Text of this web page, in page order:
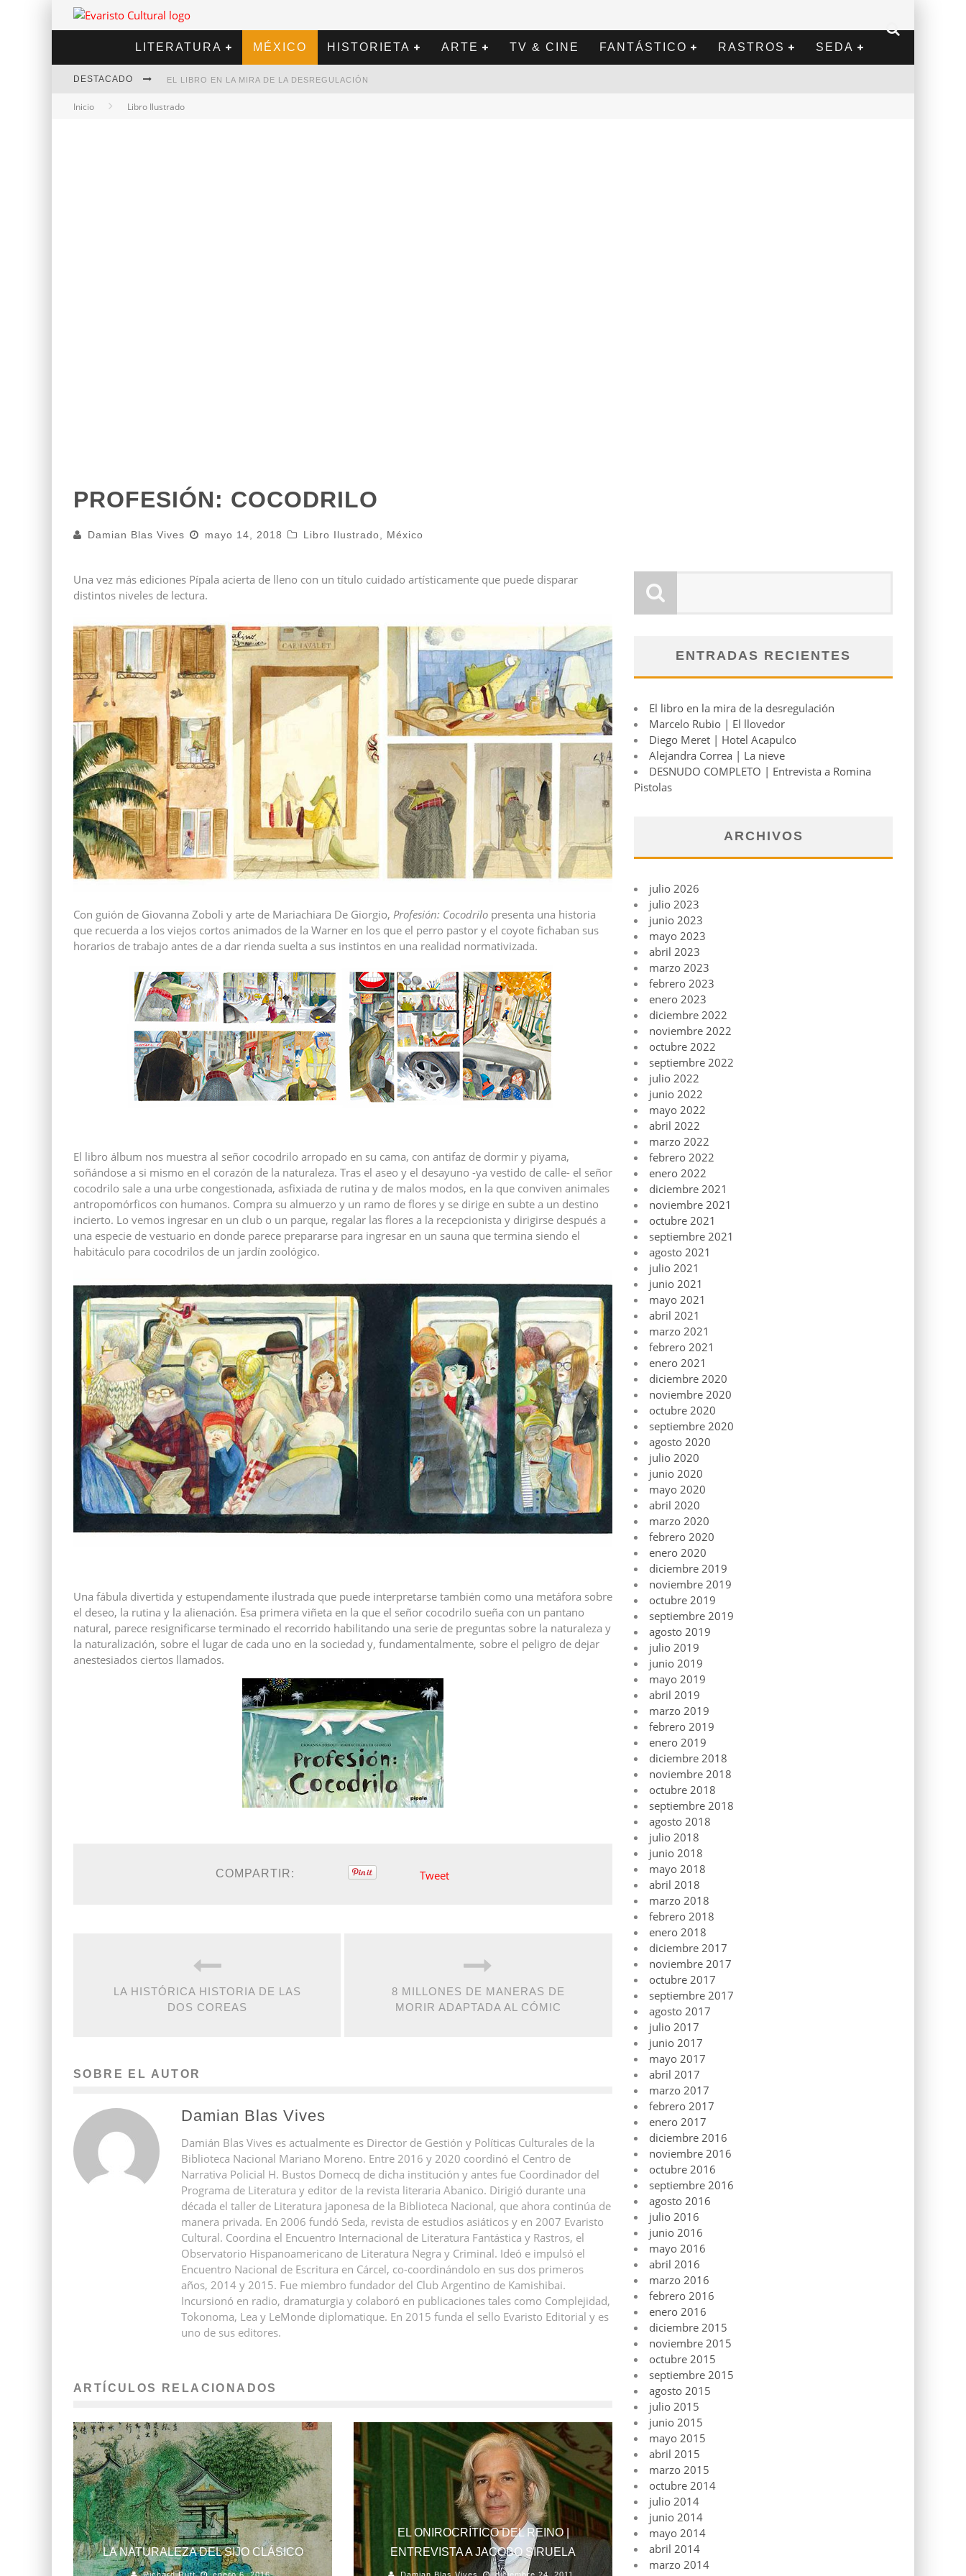
LITERATURA MÉXICO HISTORIETA ARTE TV & CINE FANTÁSTICO RASTROS SEDA
DESTACADO EL LIBRO EN LA MIRA DE LA DESREGULACIÓN
MARCELO RUBIO | EL LLOVEDOR
Inicio Libro Ilustrado
PROFESIÓN: COCODRILO
Damian Blas Vives mayo 14, 2018 Libro Ilustrado México
Una vez más ediciones Pípala acierta de lleno con un título cuidado artísticamente que puede disparar
distintos niveles de lectura.
Con guión de Giovanna Zoboli y arte de Mariachiara De Giorgio, Profesión: Cocodrilo presenta una historia
que recuerda a los viejos cortos animados de la Warner en los que el perro pastor y el coyote fichaban sus
horarios de trabajo antes de a dar rienda suelta a sus instintos en una realidad normativizada.
El libro álbum nos muestra al señor cocodrilo arropado en su cama, con antifaz de dormir y piyama,
soñándose a si mismo en el corazón de la naturaleza. Tras el aseo y el desayuno -ya vestido de calle- el señor
cocodrilo sale a una urbe congestionada, asfixiada de rutina y de malos modos, en la que conviven animales
antropomórficos con humanos. Compra su almuerzo y un ramo de flores y se dirige en subte a un destino
incierto. Lo vemos ingresar en un club o un parque, regalar las flores a la recepcionista y dirigirse después a
una especie de vestuario en donde parece prepararse para ingresar en un sauna que termina siendo el
habitáculo para cocodrilos de un jardín zoológico.
Una fábula divertida y estupendamente ilustrada que puede interpretarse también como una metáfora sobre
el deseo, la rutina y la alienación. Esa primera viñeta en la que el señor cocodrilo sueña con un pantano
natural, parece resignificarse terminado el recorrido habilitando una serie de preguntas sobre la naturaleza y
la naturalización, sobre el lugar de cada uno en la sociedad y, fundamentalmente, sobre el peligro de dejar
anestesiados ciertos llamados.
COMPARTIR: Tweet
LA HISTÓRICA HISTORIA DE LAS
DOS COREAS
8 MILLONES DE MANERAS DE
MORIR ADAPTADA AL CÓMIC
SOBRE EL AUTOR
Damian Blas Vives
Damián Blas Vives es actualmente es Director de Gestión y Políticas Culturales de la
Biblioteca Nacional Mariano Moreno. Entre 2016 y 2020 coordinó el Centro de
Narrativa Policial H. Bustos Domecq de dicha institución y antes fue Coordinador del
Programa de Literatura y editor de la revista literaria Abanico. Dirigió durante una
década el taller de Literatura japonesa de la Biblioteca Nacional, que ahora continúa de
manera privada. En 2006 fundó Seda, revista de estudios asiáticos y en 2007 Evaristo
Cultural. Coordina el Encuentro Internacional de Literatura Fantástica y Rastros, el
Observatorio Hispanoamericano de Literatura Negra y Criminal. Ideó e impulsó el
Encuentro Nacional de Escritura en Cárcel, co-coordinándolo en sus dos primeros
años, 2014 y 2015. Fue miembro fundador del Club Argentino de Kamishibai.
Incursionó en radio, dramaturgia y colaboró en publicaciones tales como Complejidad,
Tokonoma, Lea y LeMonde diplomatique. En 2015 funda el sello Evaristo Editorial y es
uno de sus editores.
ARTÍCULOS RELACIONADOS
LA NATURALEZA DEL SIJO CLÁSICO
EL ONIROCRÍTICO DEL REINO |
ENTREVISTA A JACOBO SIRUELA
ENTRADAS RECIENTES
El libro en la mira de la desregulación
Marcelo Rubio | El llovedor
Diego Meret | Hotel Acapulco
Alejandra Correa | La nieve
DESNUDO COMPLETO | Entrevista a Romina
Pistolas
ARCHIVOS
julio 2026
julio 2023
junio 2023
mayo 2023
abril 2023
marzo 2023
febrero 2023
enero 2023
diciembre 2022
noviembre 2022
octubre 2022
septiembre 2022
julio 2022
junio 2022
mayo 2022
abril 2022
marzo 2022
febrero 2022
enero 2022
diciembre 2021
noviembre 2021
octubre 2021
septiembre 2021
agosto 2021
julio 2021
junio 2021
mayo 2021
abril 2021
marzo 2021
febrero 2021
enero 2021
diciembre 2020
noviembre 2020
octubre 2020
septiembre 2020
agosto 2020
julio 2020
junio 2020
mayo 2020
abril 2020
marzo 2020
febrero 2020
enero 2020
diciembre 2019
noviembre 2019
octubre 2019
septiembre 2019
agosto 2019
julio 2019
junio 2019
mayo 2019
abril 2019
marzo 2019
febrero 2019
enero 2019
diciembre 2018
noviembre 2018
octubre 2018
septiembre 2018
agosto 2018
julio 2018
junio 2018
mayo 2018
abril 2018
marzo 2018
febrero 2018
enero 2018
diciembre 2017
noviembre 2017
octubre 2017
septiembre 2017
agosto 2017
julio 2017
junio 2017
mayo 2017
abril 2017
marzo 2017
febrero 2017
enero 2017
diciembre 2016
noviembre 2016
octubre 2016
septiembre 2016
agosto 2016
julio 2016
junio 2016
mayo 2016
abril 2016
marzo 2016
febrero 2016
enero 2016
diciembre 2015
noviembre 2015
octubre 2015
septiembre 2015
agosto 2015
julio 2015
junio 2015
mayo 2015
abril 2015
marzo 2015
octubre 2014
julio 2014
junio 2014
mayo 2014
abril 2014
marzo 2014